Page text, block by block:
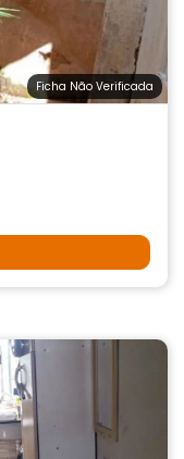
Ficha Não Verificada